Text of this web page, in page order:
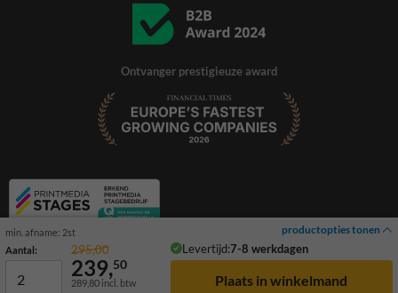
min. afname: 2st productopties tonen
Aantal: 295,00 Levertijd:7-8 werkdagen
239,50
289,80 incl. btw
Ontvanger prestigieuze award
© 2026 TrafficSupply. Alle rechten voorbehouden.